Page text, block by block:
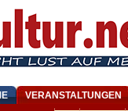
VERANSTALTUNGEN